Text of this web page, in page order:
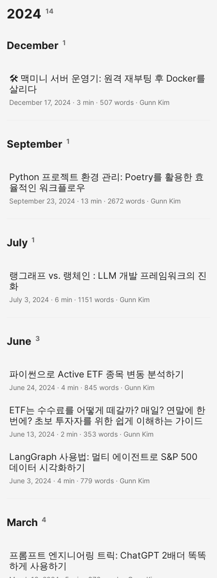
2024 14
December 1
🛠️ 맥미니 서버 운영기: 원격 재부팅 후 Docker를
살리다
December 17, 2024 · 3 min · 507 words · Gunn Kim
September 1
Python 프로젝트 환경 관리: Poetry를 활용한 효
율적인 워크플로우
September 23, 2024 · 13 min · 2672 words · Gunn Kim
July 1
랭그래프 vs. 랭체인 : LLM 개발 프레임워크의 진
화
July 3, 2024 · 6 min · 1151 words · Gunn Kim
June 3
파이썬으로 Active ETF 종목 변동 분석하기
June 24, 2024 · 4 min · 845 words · Gunn Kim
ETF는 수수료를 어떻게 떼갈까? 매일? 연말에 한
번에? 초보 투자자를 위한 쉽게 이해하는 가이드
June 13, 2024 · 2 min · 353 words · Gunn Kim
LangGraph 사용법: 멀티 에이전트로 S&P 500
데이터 시각화하기
June 3, 2024 · 4 min · 779 words · Gunn Kim
March 4
프롬프트 엔지니어링 트릭: ChatGPT 2배더 똑똑
하게 사용하기